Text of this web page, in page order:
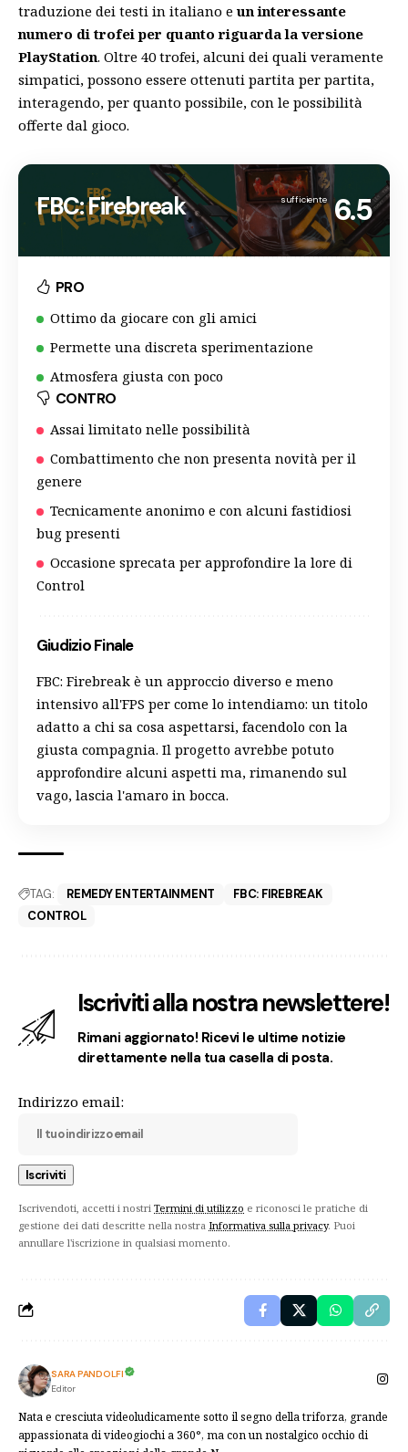
traduzione dei testi in italiano e un interessante
numero di trofei per quanto riguarda la versione
PlayStation. Oltre 40 trofei, alcuni dei quali veramente
simpatici, possono essere ottenuti partita per partita,
interagendo, per quanto possibile, con le possibilità
offerte dal gioco.
FBC: Firebreak sufficiente 6.5
PRO
Ottimo da giocare con gli amici
Permette una discreta sperimentazione
Atmosfera giusta con poco
CONTRO
Assai limitato nelle possibilità
Combattimento che non presenta novità per il
genere
Tecnicamente anonimo e con alcuni fastidiosi
bug presenti
Occasione sprecata per approfondire la lore di
Control
Giudizio Finale
FBC: Firebreak è un approccio diverso e meno
intensivo all'FPS per come lo intendiamo: un titolo
adatto a chi sa cosa aspettarsi, facendolo con la
giusta compagnia. Il progetto avrebbe potuto
approfondire alcuni aspetti ma, rimanendo sul
vago, lascia l'amaro in bocca.
TAG: REMEDY ENTERTAINMENT
FBC: FIREBREAK
CONTROL
Iscriviti alla nostra newslettere!
Rimani aggiornato! Ricevi le ultime notizie
direttamente nella tua casella di posta.
Indirizzo email:
Iscrivendoti, accetti i nostri Termini di utilizzo e riconosci le pratiche di
gestione dei dati descritte nella nostra Informativa sulla privacy. Puoi
annullare l'iscrizione in qualsiasi momento.
SARA PANDOLFI
Editor
Nata e cresciuta videoludicamente sotto il segno della triforza, grande
appassionata di videogiochi a 360°, ma con un nostalgico occhio di